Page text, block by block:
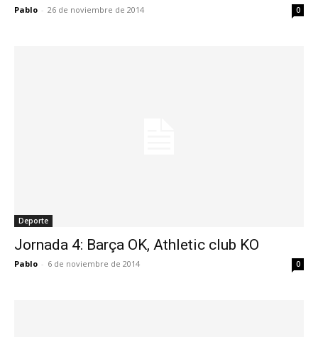
Pablo - 26 de noviembre de 2014 0
Deporte
Jornada 4: Barça OK, Athletic club KO
Pablo - 6 de noviembre de 2014 0